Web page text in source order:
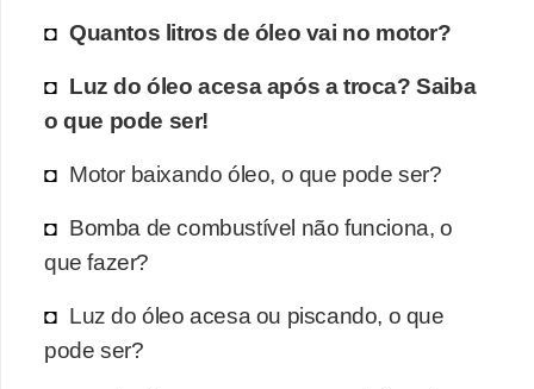
Quantos litros de óleo vai no motor?
Luz do óleo acesa após a troca? Saiba
o que pode ser!
Motor baixando óleo, o que pode ser?
Bomba de combustível não funciona, o
que fazer?
Luz do óleo acesa ou piscando, o que
pode ser?